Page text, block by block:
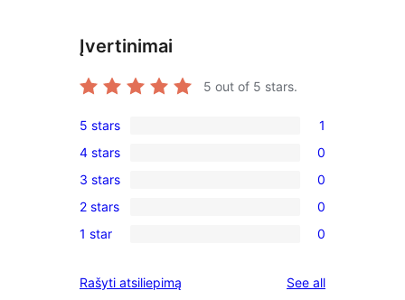
Įvertinimai
5 out of 5 stars.
5-
star
review
5 stars 1
4-
star
reviews
4 stars 0
0
3-
star
3 stars 0
2-
reviews
2 stars 0
star
1 star 0
Rašyti atsiliepimą See allreviews